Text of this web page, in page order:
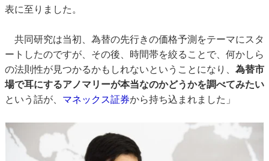
表に至りました。
共同研究は当初、為替の先行きの価格予測をテーマにスタ
ートしたのですが、その後、時間帯を絞ることで、何かしら
の法則性が見つかるかもしれないということになり、 為替市
場で耳にするアノマリーが本当なのかどうかを調べてみたい
という話が、 マネックス証券から持ち込まれました」